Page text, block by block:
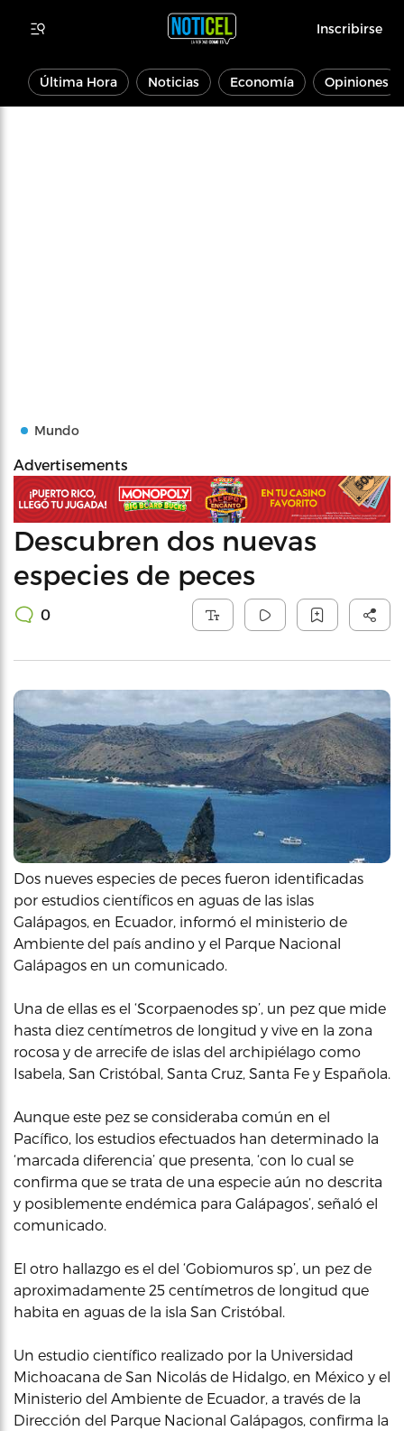
Inscribirse
Última Hora Noticias Economía Opiniones
Mundo
Advertisements
Descubren dos nuevas
especies de peces
0
Dos nueves especies de peces fueron identificadas
por estudios científicos en aguas de las islas
Galápagos, en Ecuador, informó el ministerio de
Ambiente del país andino y el Parque Nacional
Galápagos en un comunicado.
Una de ellas es el ‘Scorpaenodes sp’, un pez que mide
hasta diez centímetros de longitud y vive en la zona
rocosa y de arrecife de islas del archipiélago como
Isabela, San Cristóbal, Santa Cruz, Santa Fe y Española.
Aunque este pez se consideraba común en el
Pacífico, los estudios efectuados han determinado la
‘marcada diferencia’ que presenta, ‘con lo cual se
confirma que se trata de una especie aún no descrita
y posiblemente endémica para Galápagos’, señaló el
comunicado.
El otro hallazgo es el del ‘Gobiomuros sp’, un pez de
aproximadamente 25 centímetros de longitud que
habita en aguas de la isla San Cristóbal.
Un estudio científico realizado por la Universidad
Michoacana de San Nicolás de Hidalgo, en México y el
Ministerio del Ambiente de Ecuador, a través de la
Dirección del Parque Nacional Galápagos, confirma la